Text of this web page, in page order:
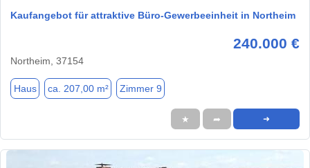
Kaufangebot für attraktive Büro-Gewerbeeinheit in Northeim
240.000 €
Northeim, 37154
Haus ca. 207,00 m² Zimmer 9
★ ➦ ➜